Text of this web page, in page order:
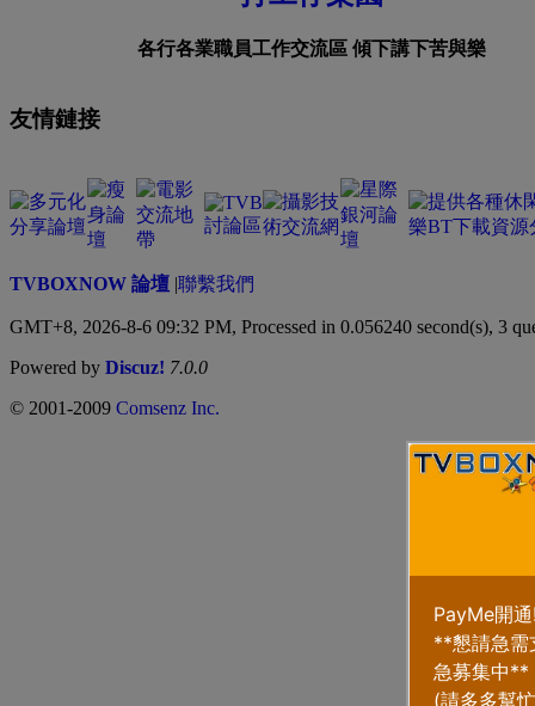
各行各業職員工作交流區 傾下講下苦與樂
友情鏈接
TVBOXNOW 論壇 |聯繫我們
GMT+8, 2026-8-6 09:32 PM, Processed in 0.056240 second(s), 3
Powered by Discuz! 7.0.0
© 2001-2009 Comsenz Inc.